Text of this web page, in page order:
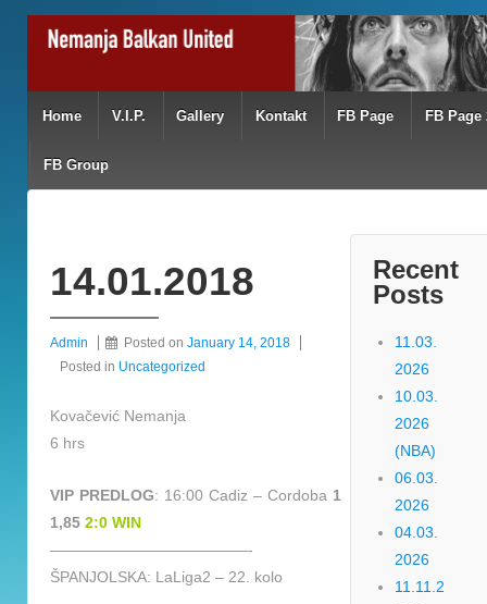
Home V.I.P. Gallery Kontakt FB Page FB Page
FB Group
14.01.2018
Admin Posted on January 14, 2018
Posted in Uncategorized
Kovačević Nemanja
6 hrs
VIP PREDLOG: 16:00 Cadiz – Cordoba 1
1,85 2:0 WIN
—————————————-
ŠPANJOLSKA: LaLiga2 – 22. kolo
Recent
Posts
11.03.
2026
10.03.
2026
(NBA)
06.03.
2026
04.03.
2026
11.11.2